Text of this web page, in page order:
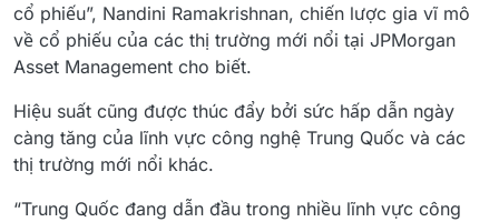
cổ phiếu”, Nandini Ramakrishnan, chiến lược gia vĩ mô
về cổ phiếu của các thị trường mới nổi tại JPMorgan
Asset Management cho biết.
Hiệu suất cũng được thúc đẩy bởi sức hấp dẫn ngày
càng tăng của lĩnh vực công nghệ Trung Quốc và các
thị trường mới nổi khác.
“Trung Quốc đang dẫn đầu trong nhiều lĩnh vực công